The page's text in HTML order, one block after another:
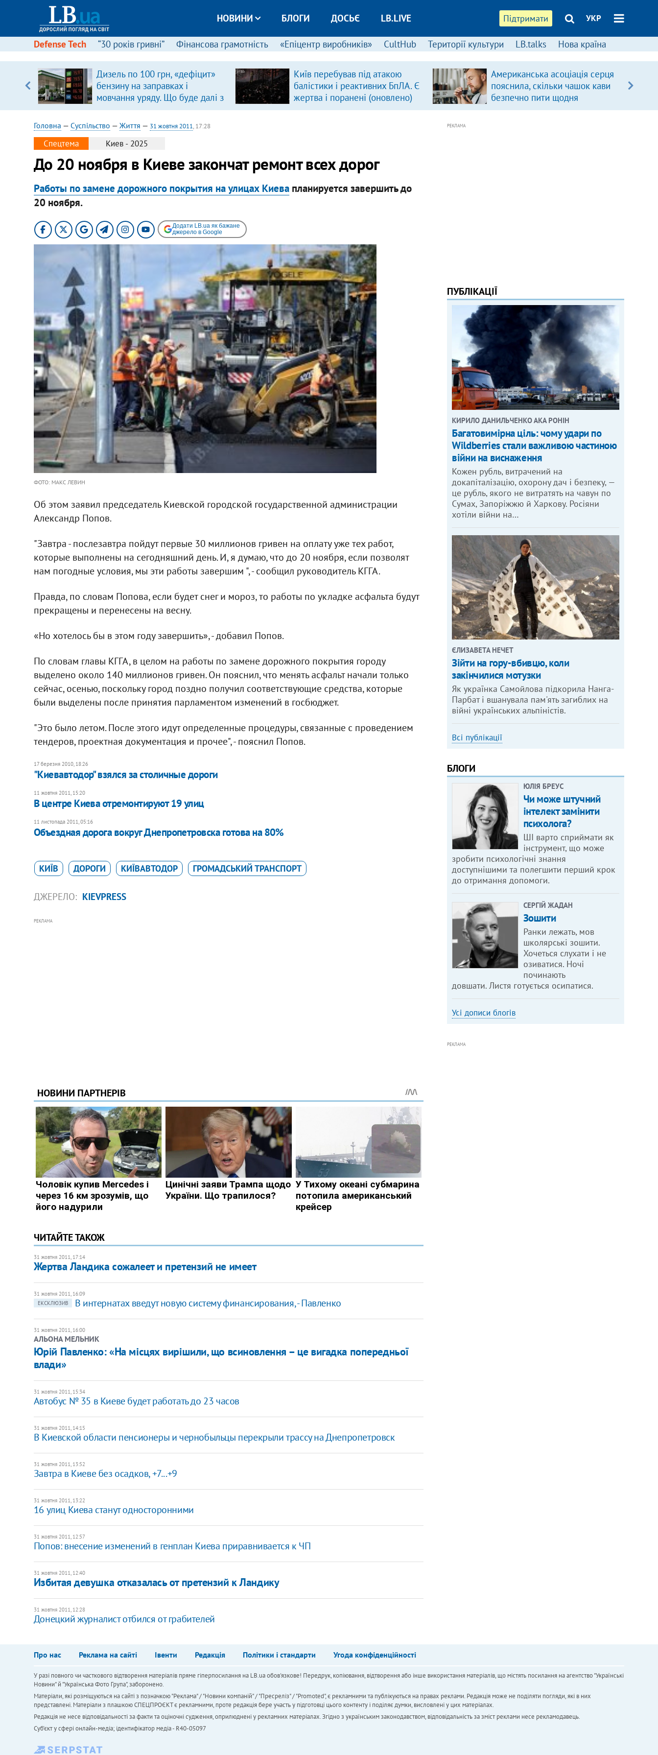
Підтримати УКР
НОВИНИ БЛОГИ ДОСЬЄ LB.LIVE
Defense Tech “30 років гривні” Фінансова грамотність «Епіцентр виробників» CultHub Території культури LB.talks Нова країна
Дизель по 100 грн, «дефіцит»
бензину на заправках і
мовчання уряду. Що буде далі з
цінами на пальне?
Київ перебував під атакою
балістики і реактивних БпЛА. Є
жертва і поранені (оновлено)
Американська асоціація серця
пояснила, скільки чашок кави
безпечно пити щодня
Головна — Суспільство — Життя — 31 жовтня 2011, 17:28
Спецтема Киев - 2025
​До 20 ноября в Киеве закончат ремонт всех дорог
Работы по замене дорожного покрытия на улицах Киевапланируется завершить до
20 ноября.
Додати LB.ua як бажане
джерело в Google
ФОТО: МАКС ЛЕВИН
Об этом заявил председатель Киевской городской государственной администрации
Александр Попов.
"Завтра - послезавтра пойдут первые 30 миллионов гривен на оплату уже тех работ,
которые выполнены на сегодняшний день. И, я думаю, что до 20 ноября, если позволят
нам погодные условия, мы эти работы завершим ", - сообщил руководитель КГГА.
Правда, по словам Попова, если будет снег и мороз, то работы по укладке асфальта будут
прекращены и перенесены на весну.
«Но хотелось бы в этом году завершить», - добавил Попов.
По словам главы КГГА, в целом на работы по замене дорожного покрытия городу
выделено около 140 миллионов гривен. Он пояснил, что менять асфальт начали только
сейчас, осенью, поскольку город поздно получил соответствующие средства, которые
были выделены после принятия парламентом изменений в госбюджет.
"Это было летом. После этого идут определенные процедуры, связанные с проведением
тендеров, проектная документация и прочее", - пояснил Попов.
17 березня 2010, 18:26
"Киевавтодор" взялся за столичные дороги
11 жовтня 2011, 15:20
В центре Киева отремонтируют 19 улиц
11 листопада 2011, 05:16
Объездная дорога вокруг Днепропетровска готова на 80%
КИЇВ ДОРОГИ КИЇВАВТОДОР ГРОМАДСЬКИЙ ТРАНСПОРТ
ДЖЕРЕЛО: KIEVPRESS
РЕКЛАМА
ЧИТАЙТЕ ТАКОЖ
31 жовтня 2011, 17:14
Жертва Ландика сожалеет и претензий не имеет
31 жовтня 2011, 16:09
ЕКСКЛЮЗИВ
В интернатах введут новую систему финансирования, - Павленко
31 жовтня 2011, 16:00
АЛЬОНА МЕЛЬНИК
Юрій Павленко: «На місцях вирішили, що всиновлення – це вигадка попередньої
влади»
31 жовтня 2011, 15:34
​Автобус № 35 в Киеве будет работать до 23 часов
31 жовтня 2011, 14:15
В Киевской области пенсионеры и чернобыльцы перекрыли трассу на Днепропетровск
31 жовтня 2011, 13:52
Завтра в Киеве без осадков, +7...+9
31 жовтня 2011, 13:22
​16 улиц Киева станут односторонними
31 жовтня 2011, 12:57
Попов: внесение изменений в генплан Киева приравнивается к ЧП
31 жовтня 2011, 12:40
Избитая девушка отказалась от претензий к Ландику
31 жовтня 2011, 12:28
Донецкий журналист отбился от грабителей
РЕКЛАМА
ПУБЛІКАЦІЇ
КИРИЛО ДАНИЛЬЧЕНКО АКА РОНІН
Багатовимірна ціль: чому удари по
Wildberries стали важливою частиною
війни на виснаження
Кожен рубль, витрачений на
докапіталізацію, охорону дач і безпеку, —
це рубль, якого не витратять на чавун по
Сумах, Запоріжжю й Харкову. Росіяни
хотіли війни на…
ЄЛИЗАВЕТА НЕЧЕТ
Зійти на гору-вбивцю, коли
закінчилися мотузки
Як українка Самойлова підкорила Нанга-
Парбат і вшанувала пам'ять загиблих на
війні українських альпіністів.
Всі публікації
БЛОГИ
ЮЛІЯ БРЕУС
Чи може штучний
інтелект замінити
психолога?
ШІ варто сприймати як
інструмент, що може
зробити психологічні знання
доступнішими та полегшити перший крок
до отримання допомоги.
СЕРГІЙ ЖАДАН
Зошити
Ранки лежать, мов
школярські зошити.
Хочеться слухати і не
озиватися. Ночі
починають
довшати. Листя готується осипатися.
Усі дописи блогів
РЕКЛАМА
Про нас Реклама на сайті Івенти Редакція Політики і стандарти Угода конфіденційності
У разі повного чи часткового відтворення матеріалів пряме гіперпосилання на LB.ua обов'язкове! Передрук, копіювання, відтворення або інше використання матеріалів, що містять посилання на агентство "Українськi
Новини" й "Українська Фото Група", заборонено.
Матеріали, які розміщуються на сайті з позначкою "Реклама" / "Новини компаній" / "Пресреліз" / "Promoted", є рекламними та публікуються на правах реклами. Редакція може не поділяти погляди, які в них
представлені. Матеріали з плашкою СПЕЦПРОЄКТ є рекламними, проте редакція бере участь у підготовці цього контенту і поділяє думки, висловлені у цих матеріалах.
Редакція не несе відповідальності за факти та оціночні судження, оприлюднені у рекламних матеріалах. Згідно з українським законодавством, відповідальність за зміст реклами несе рекламодавець.
Cуб'єкт у сфері онлайн-медіа; ідентифікатор медіа - R40-05097